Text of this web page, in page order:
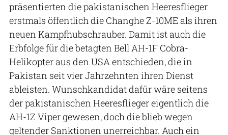
präsentierten die pakistanischen Heeresflieger
erstmals öffentlich die Changhe Z-10ME als ihren
neuen Kampfhubschrauber. Damit ist auch die
Erbfolge für die betagten Bell AH-1F Cobra-
Helikopter aus den USA entschieden, die in
Pakistan seit vier Jahrzehnten ihren Dienst
ableisten. Wunschkandidat dafür wäre seitens
der pakistanischen Heeresflieger eigentlich die
AH-1Z Viper gewesen, doch die blieb wegen
geltender Sanktionen unerreichbar. Auch ein